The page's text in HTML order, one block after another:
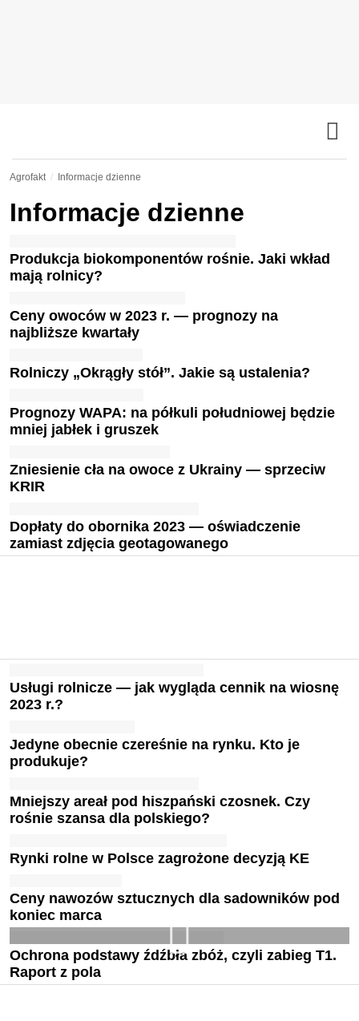
Agrofakt Informacje dzienne
Informacje dzienne
Produkcja biokomponentów rośnie. Jaki wkład
mają rolnicy?
Ceny owoców w 2023 r. — prognozy na
najbliższe kwartały
Rolniczy „Okrągły stół”. Jakie są ustalenia?
Prognozy WAPA: na półkuli południowej będzie
mniej jabłek i gruszek
Zniesienie cła na owoce z Ukrainy — sprzeciw
KRIR
Dopłaty do obornika 2023 — oświadczenie
zamiast zdjęcia geotagowanego
Usługi rolnicze — jak wygląda cennik na wiosnę
2023 r.?
Jedyne obecnie czereśnie na rynku. Kto je
produkuje?
Mniejszy areał pod hiszpański czosnek. Czy
rośnie szansa dla polskiego?
Rynki rolne w Polsce zagrożone decyzją KE
Ceny nawozów sztucznych dla sadowników pod
koniec marca
Ochrona podstawy źdźbła zbóż, czyli zabieg T1.
Raport z pola